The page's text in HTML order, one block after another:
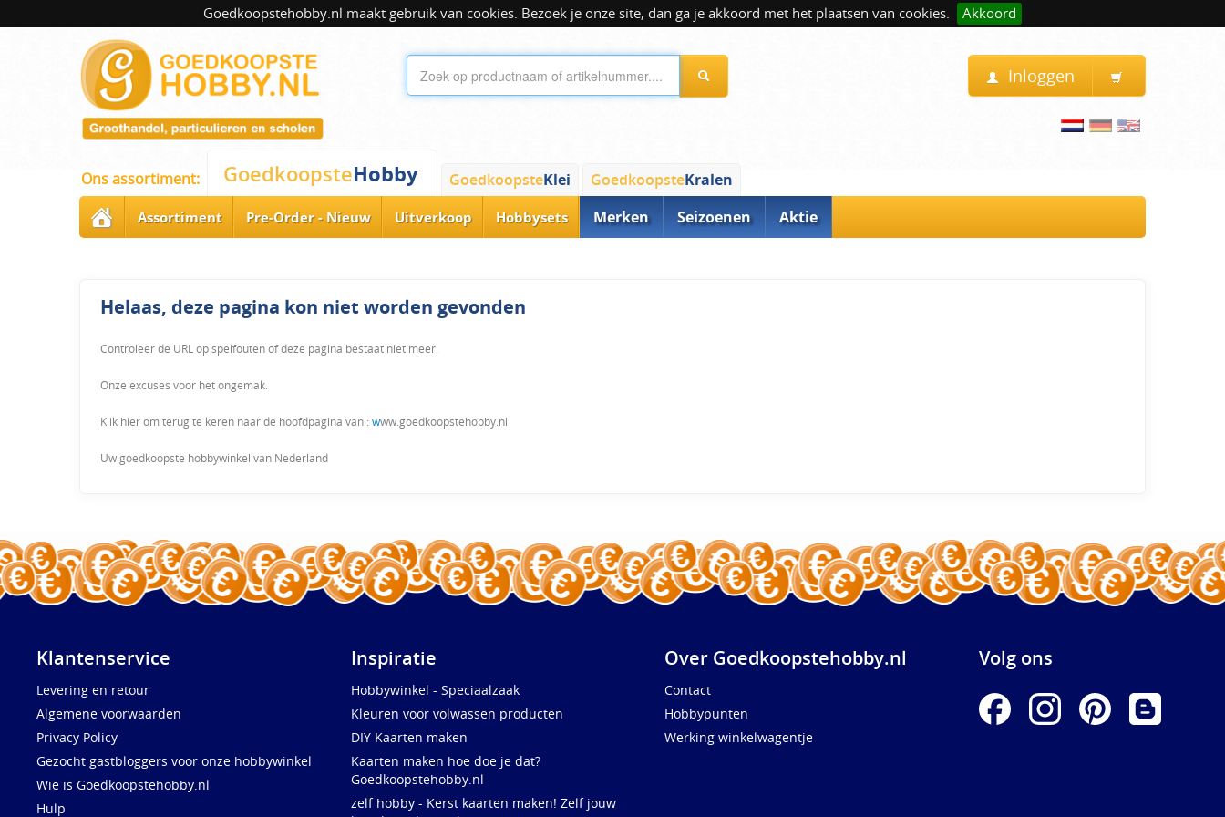
Goedkoopstehobby.nl maakt gebruik van cookies. Bezoek je onze site, dan ga je akkoord met het plaatsen van cookies. Akkoord
Inloggen
Ons assortiment: GoedkoopsteHobby GoedkoopsteKlei GoedkoopsteKralen
Assortiment Pre-Order - Nieuw Uitverkoop Hobbysets Merken Seizoenen Aktie
Helaas, deze pagina kon niet worden gevonden
Controleer de URL op spelfouten of deze pagina bestaat niet meer.
Onze excuses voor het ongemak.
Klik hier om terug te keren naar de hoofdpagina van : www.goedkoopstehobby.nl
Uw goedkoopste hobbywinkel van Nederland
Klantenservice
Levering en retour
Algemene voorwaarden
Privacy Policy
Gezocht gastbloggers voor onze hobbywinkel
Wie is Goedkoopstehobby.nl
Hulp
Inspiratie
Hobbywinkel - Speciaalzaak
Kleuren voor volwassen producten
DIY Kaarten maken
Kaarten maken hoe doe je dat?
Goedkoopstehobby.nl
zelf hobby - Kerst kaarten maken! Zelf jouw
Over Goedkoopstehobby.nl
Contact
Hobbypunten
Werking winkelwagentje
Volg ons